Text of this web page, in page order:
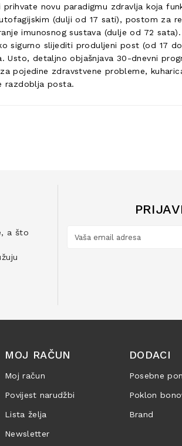
novu paradigmu zdravlja koja
(dulji od 17 sati), postom za
imunosnog sustava (dulje od 72
sigurno slijediti produljeni post (od 17
detaljno objašnjava 30-dnevni
pojedine zdravstvene probleme,
razdoblja posta.
a što
MOJ RAČUN
Moj račun
Povijest narudžbi
Lista želja
Newsletter
DODACI
Posebne
Poklon
Brand